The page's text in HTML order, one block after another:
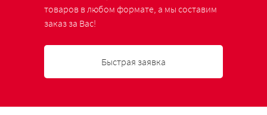
товаров в любом формате, а мы составим
заказ за Вас!
Быстрая заявка